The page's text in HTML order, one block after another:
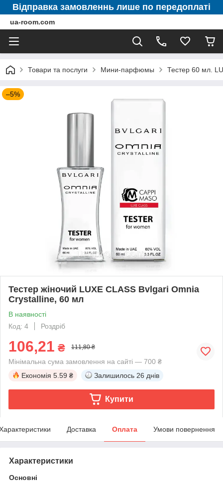
Відправка замовленнь лише по передоплаті
ua-room.com
Товари та послуги Мини-парфюмы Тестер 60 мл.
–5%
Тестер жіночий LUXE CLASS Bvlgari Omnia
Crystalline, 60 мл
В наявності
Код: 4
Роздріб
106,21 ₴ 111,80 ₴
Мінімальна сума замовлення на сайті — 700 ₴
Економія 5.59 ₴ Залишилось 26 днів
Купити
Доставка Оплата Умови повернення
Характеристики
Основні